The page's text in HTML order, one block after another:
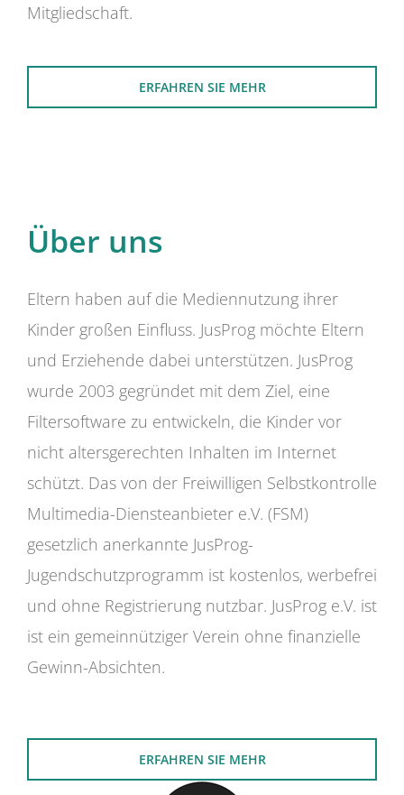
Mitgliedschaft.
ERFAHREN SIE MEHR
Über uns
Eltern haben auf die Mediennutzung ihrer
Kinder großen Einfluss. JusProg möchte Eltern
und Erziehende dabei unterstützen. JusProg
wurde 2003 gegründet mit dem Ziel, eine
Filtersoftware zu entwickeln, die Kinder vor
nicht altersgerechten Inhalten im Internet
schützt. Das von der Freiwilligen Selbstkontrolle
Multimedia-Diensteanbieter e.V. (FSM)
gesetzlich anerkannte JusProg-
Jugendschutzprogramm ist kostenlos, werbefrei
und ohne Registrierung nutzbar. JusProg e.V. ist
ist ein gemeinnütziger Verein ohne finanzielle
Gewinn-Absichten.
ERFAHREN SIE MEHR